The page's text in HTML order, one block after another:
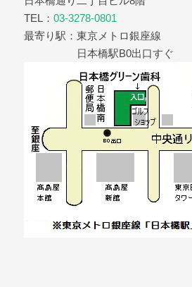
TEL： 03-3278-0801
最寄り駅：東京メトロ銀座線
日本橋駅B0出口すぐ